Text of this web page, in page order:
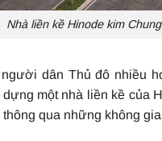
Nhà liền kề Hinode kim
dân Thủ đô nhiều
một nhà liền kề của
qua những không